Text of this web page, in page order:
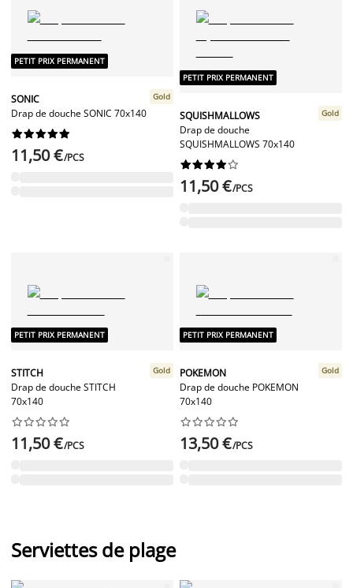
PETIT PRIX PERMANENT
SONIC
Drap de douche SONIC 70x140
Gold






11,50 €/PCS
PETIT PRIX PERMANENT
SQUISHMALLOWS
Drap de douche
SQUISHMALLOWS 70x140
Gold






11,50 €/PCS
PETIT PRIX PERMANENT
STITCH
Drap de douche STITCH
70x140
Gold






11,50 €/PCS
PETIT PRIX PERMANENT
POKEMON
Drap de douche POKEMON
70x140
Gold






13,50 €/PCS
Serviettes de plage